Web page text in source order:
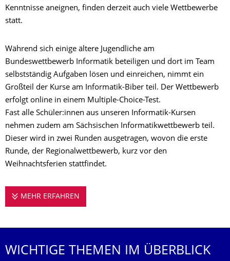
Kenntnisse aneignen, finden derzeit auch viele Wettbewerbe
statt.
Während sich einige ältere Jugendliche am
Bundeswettbewerb Informatik beteiligen und dort im Team
selbstständig Aufgaben lösen und einreichen, nimmt ein
Großteil der Kurse am Informatik-Biber teil. Der Wettbewerb
erfolgt online in einem Multiple-Choice-Test.
Fast alle Schüler:innen aus unseren Informatik-Kursen
nehmen zudem am Sächsischen Informatikwettbewerb teil.
Dieser wird in zwei Runden ausgetragen, wovon die erste
Runde, der Regionalwettbewerb, kurz vor den
Weihnachtsferien stattfindet.
MEHR ERFAHREN
WICHTIGE THEMEN IM ÜBERBLICK